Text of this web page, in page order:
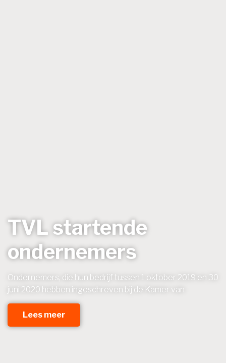
TVL startende
ondernemers
Ondernemers, die hun bedrijf tussen 1 oktober 2019 en 30
juni 2020 hebben ingeschreven bij de Kamer van
Lees meer